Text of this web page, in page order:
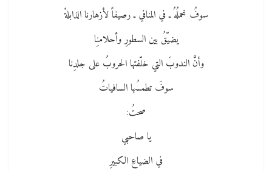
سوفُ نحملُهُ ـ في المنافي ـ رصيفاً لأزهارنا الذابلةْ
يضيّقُ بين السطورِ وأحلامنِا
وأنَّ الندوبَ التي خلّفتها الحروبُ على جلدِنا
سوفَ تطمسُها السافياتُ
صحتُ:
يا صاحبي
في الضياعِ الكبيرِ